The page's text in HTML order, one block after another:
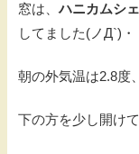
窓は、ハニカムシ
してました(ノД`)・
朝の外気温は2.8度
下の方を少し開け